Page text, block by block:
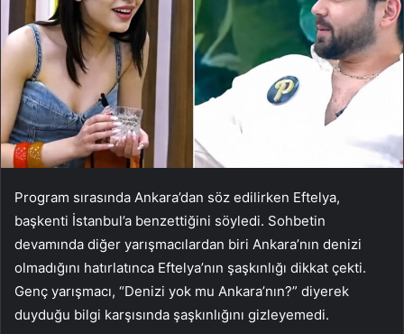
Program sırasında Ankara’dan söz edilirken Eftelya,
başkenti İstanbul’a benzettiğini söyledi. Sohbetin
devamında diğer yarışmacılardan biri Ankara’nın denizi
olmadığını hatırlatınca Eftelya’nın şaşkınlığı dikkat çekti.
Genç yarışmacı, “Denizi yok mu Ankara’nın?” diyerek
duyduğu bilgi karşısında şaşkınlığını gizleyemedi.